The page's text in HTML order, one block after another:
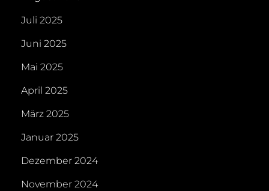
Juli 2025
Juni 2025
Mai 2025
April 2025
März 2025
Januar 2025
Dezember 2024
November 2024